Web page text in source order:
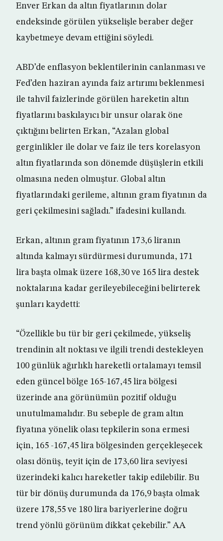
Enver Erkan da altın fiyatlarının dolar
endeksinde görülen yükselişle beraber değer
kaybetmeye devam ettiğini söyledi.
ABD’de enflasyon beklentilerinin canlanması ve
Fed’den haziran ayında faiz artırımı beklenmesi
ile tahvil faizlerinde görülen hareketin altın
fiyatlarını baskılayıcı bir unsur olarak öne
çıktığını belirten Erkan, “Azalan global
gerginlikler ile dolar ve faiz ile ters korelasyon
altın fiyatlarında son dönemde düşüşlerin etkili
olmasına neden olmuştur. Global altın
fiyatlarındaki gerileme, altının gram fiyatının da
geri çekilmesini sağladı.” ifadesini kullandı.
Erkan, altının gram fiyatının 173,6 liranın
altında kalmayı sürdürmesi durumunda, 171
lira başta olmak üzere 168,30 ve 165 lira destek
noktalarına kadar gerileyebileceğini belirterek
şunları kaydetti:
“Özellikle bu tür bir geri çekilmede, yükseliş
trendinin alt noktası ve ilgili trendi destekleyen
100 günlük ağırlıklı hareketli ortalamayı temsil
eden güncel bölge 165-167,45 lira bölgesi
üzerinde ana görünümün pozitif olduğu
unutulmamalıdır. Bu sebeple de gram altın
fiyatına yönelik olası tepkilerin sona ermesi
için, 165 -167,45 lira bölgesinden gerçekleşecek
olası dönüş, teyit için de 173,60 lira seviyesi
üzerindeki kalıcı hareketler takip edilebilir. Bu
tür bir dönüş durumunda da 176,9 başta olmak
üzere 178,55 ve 180 lira bariyerlerine doğru
trend yönlü görünüm dikkat çekebilir.” AA